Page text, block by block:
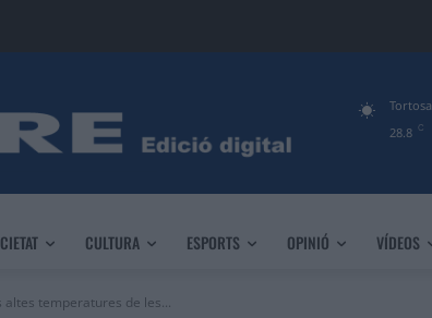
28.8 C
Tortosa
CULTURA ESPORTS OPINIÓ VÍDEOS
temperatures de les...